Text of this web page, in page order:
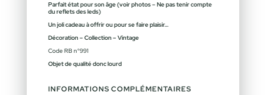
Parfait état pour son âge (voir photos – Ne pas tenir compte
du reflets des leds)
Un joli cadeau à offrir ou pour se faire plaisir…
Décoration – Collection – Vintage
Code RB n°991
Objet de qualité donc lourd
INFORMATIONS COMPLÉMENTAIRES